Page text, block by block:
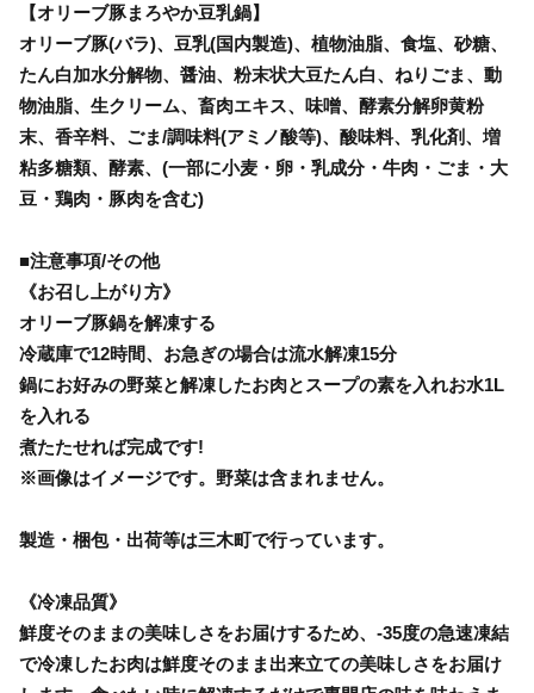
【オリーブ豚まろやか豆乳鍋】
オリーブ豚(バラ)、豆乳(国内製造)、植物油脂、食塩、砂糖、
たん白加水分解物、醤油、粉末状大豆たん白、ねりごま、動
物油脂、生クリーム、畜肉エキス、味噌、酵素分解卵黄粉
末、香辛料、ごま/調味料(アミノ酸等)、酸味料、乳化剤、増
粘多糖類、酵素、(一部に小麦・卵・乳成分・牛肉・ごま・大
豆・鶏肉・豚肉を含む)
■注意事項/その他
《お召し上がり方》
オリーブ豚鍋を解凍する
冷蔵庫で12時間、お急ぎの場合は流水解凍15分
鍋にお好みの野菜と解凍したお肉とスープの素を入れお水1L
を入れる
煮たたせれば完成です!
※画像はイメージです。野菜は含まれません。
製造・梱包・出荷等は三木町で行っています。
《冷凍品質》
鮮度そのままの美味しさをお届けするため、-35度の急速凍結
で冷凍したお肉は鮮度そのまま出来立ての美味しさをお届け